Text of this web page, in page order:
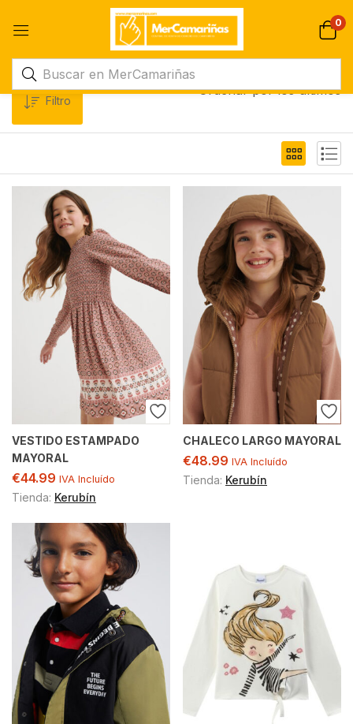
0
Filtro
Ordenar por los últimos
VESTIDO ESTAMPADO
MAYORAL
€44.99 IVA Incluído
Tienda: Kerubín
CHALECO LARGO MAYORAL
€48.99 IVA Incluído
Tienda: Kerubín